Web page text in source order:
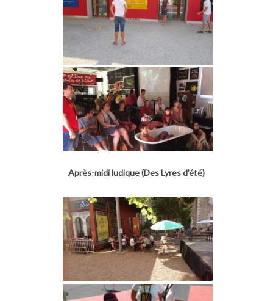
Après-midi ludique (Des Lyres d’été)